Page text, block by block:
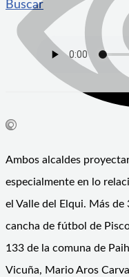
Buscar
Ambos alcaldes
especialmente en lo
el Valle del Elqui. Más
cancha de fútbol de
133 de la comuna de
Vicuña, Mario Aros